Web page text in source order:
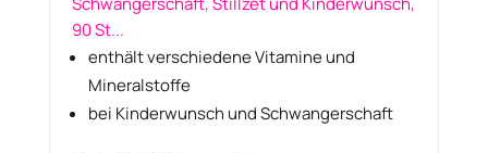
90 St...
enthält verschiedene Vitamine und
Mineralstoffe
bei Kinderwunsch und Schwangerschaft